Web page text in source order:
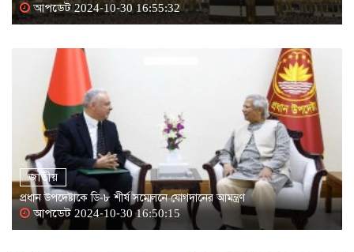
আপডেট 2024-10-30 16:55:32
জাতীয়
প্রধান উপদেষ্টাকে ডি-৮ শীর্ষ সম্মেলনে যোগদানের আমন্ত্রণ
আপডেট 2024-10-30 16:50:15